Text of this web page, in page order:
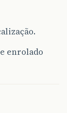
enrolado